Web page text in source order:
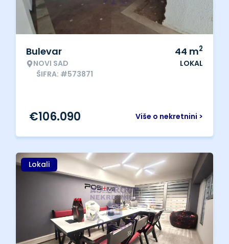
Bulevar
NOVI SAD
ŠIFRA: #573871
44 m2
LOKAL
Više o nekretnini >
€106.090
Lokali